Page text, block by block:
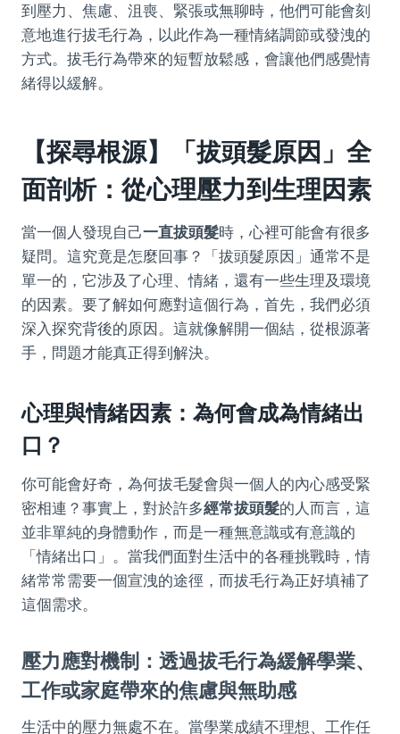
到壓力、焦慮、沮喪、緊張或無聊時，他們可能會刻
意地進行拔毛行為，以此作為一種情緒調節或發洩的
方式。拔毛行為帶來的短暫放鬆感，會讓他們感覺情
緒得以緩解。
【探尋根源】「拔頭髮原因」全
面剖析：從心理壓力到生理因素
當一個人發現自己一直拔頭髮時，心裡可能會有很多
疑問。這究竟是怎麼回事？「拔頭髮原因」通常不是
單一的，它涉及了心理、情緒，還有一些生理及環境
的因素。要了解如何應對這個行為，首先，我們必須
深入探究背後的原因。這就像解開一個結，從根源著
手，問題才能真正得到解決。
心理與情緒因素：為何會成為情緒出
口？
你可能會好奇，為何拔毛髮會與一個人的內心感受緊
密相連？事實上，對於許多經常拔頭髮的人而言，這
並非單純的身體動作，而是一種無意識或有意識的
「情緒出口」。當我們面對生活中的各種挑戰時，情
緒常常需要一個宣洩的途徑，而拔毛行為正好填補了
這個需求。
壓力應對機制：透過拔毛行為緩解學業、
工作或家庭帶來的焦慮與無助感
生活中的壓力無處不在。當學業成績不理想、工作任